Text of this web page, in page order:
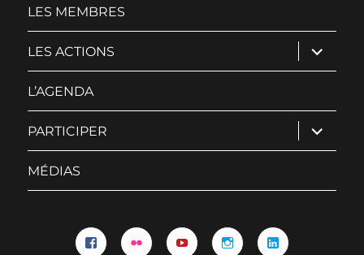
LES MEMBRES
LES ACTIONS ouvrir
le
sous-
L’AGENDA
PARTICIPER ouvrir
le
sous-
MÉDIAS